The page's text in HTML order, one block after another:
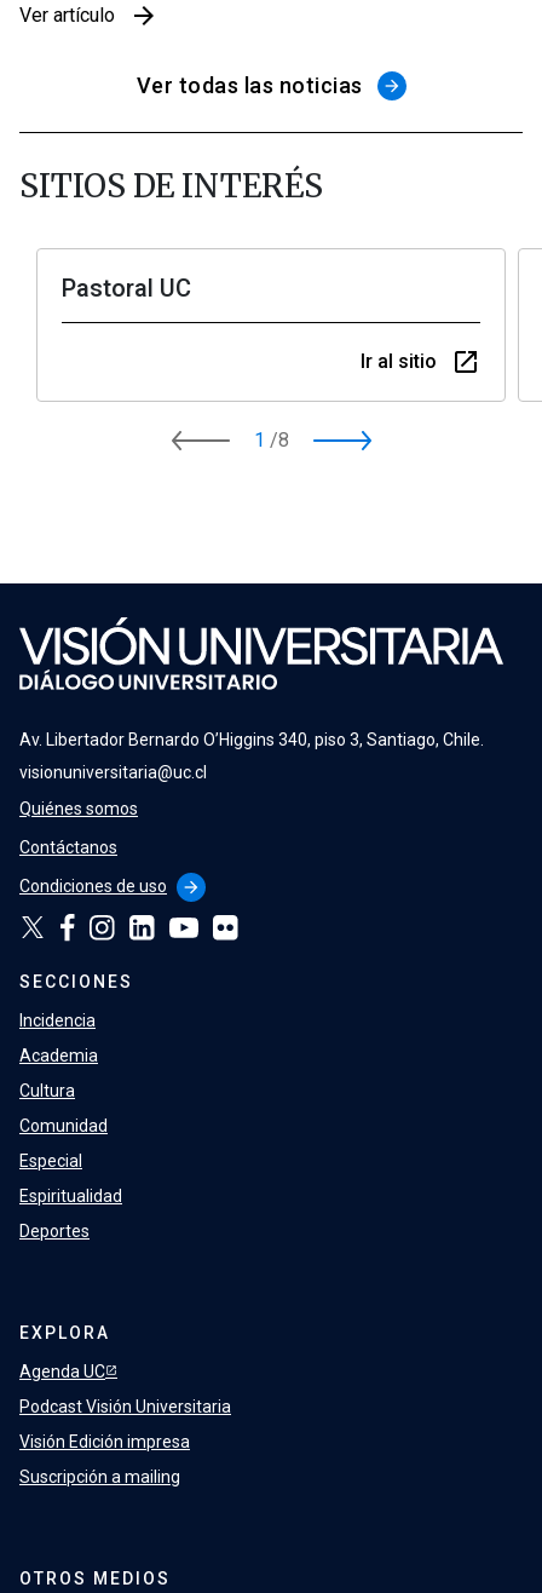
Ver artículo arrow_forward
Ver todas las noticias arrow_forward
SITIOS DE INTERÉS
Pastoral UC
Ir al sitio launch
1 /8
Av. Libertador Bernardo O’Higgins 340, piso 3, Santiago, Chile.
visionuniversitaria@uc.cl
Quiénes somos
Contáctanos
Condiciones de uso
arrow_forward
SECCIONES
Incidencia
Academia
Cultura
Comunidad
Especial
Espiritualidad
Deportes
EXPLORA
Agenda UC
Podcast Visión Universitaria
Visión Edición impresa
Suscripción a mailing
OTROS MEDIOS